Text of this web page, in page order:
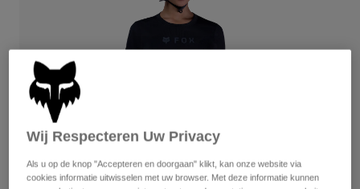
Korte broeken
Handschoenen
Jassen
Protections
Brillen
Alles bekijken
Women
Hoodies en truien
Socks
Alles bekijken
Moto
Wij Respecteren Uw Privacy
Als u op de knop "Accepteren en doorgaan" klikt, kan onze website via
cookies informatie uitwisselen met uw browser. Met deze informatie kunnen